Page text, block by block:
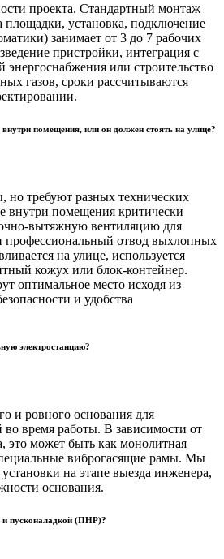
проекта. Стандартный монтаж
площадки, установка, подключение
занимает от 3 до 7 рабочих
пристройки, интеграция с
или строительство
газов, сроки рассчитываются
помещения, или он должен стоять на улице?
но требуют разных технических
внутри помещения критически
вытяжную вентиляцию для
профессиональный отвод выхлопных
на улице, используется
кожух или блок-контейнер.
оптимальное место исходя из
и удобства
электростанцию?
и ровного основания для
время работы. В зависимости от
это может быть как монолитная
виброгасящие рамы. Мы
на этапе выезда инженера,
основания.
пусконаладкой (ПНР)?